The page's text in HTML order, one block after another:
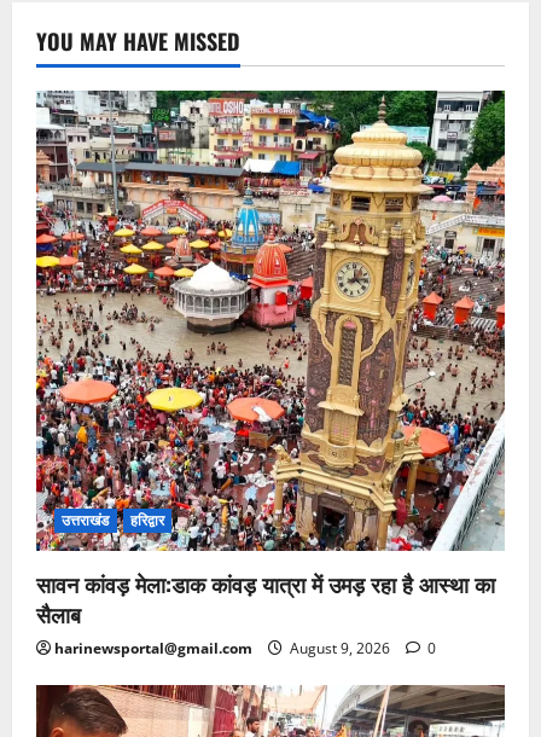
YOU MAY HAVE MISSED
उत्तराखंड हरिद्वार
सावन कांवड़ मेला:डाक कांवड़ यात्रा में उमड़ रहा है आस्था का
सैलाब
harinewsportal@gmail.com August 9, 2026 0